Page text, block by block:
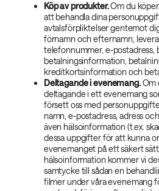
Köp av produkter.Om du
att behandla dina
avtalsförpliktelser gentemot
förnamn och efternamn,
telefonnummer, e-postadress,
betalningsinformation,
kreditkortsinformation och
Deltagande i evenemang.Om
deltagande i ett evenemang
försett oss med
namn, e-postadress, adress
även hälsoinformation (t.ex.
dessa uppgifter för att kunna
evenemanget på ett säkert
hälsoinformation kommer vi
samtycke till sådan en
filmer under våra evenemang